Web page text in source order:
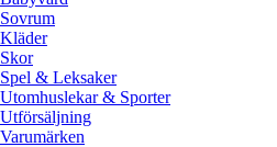
Sovrum
Kläder
Skor
Spel & Leksaker
Utomhuslekar & Sporter
Utförsäljning
Varumärken